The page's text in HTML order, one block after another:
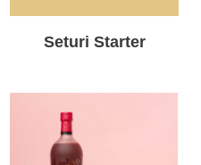
Seturi Starter